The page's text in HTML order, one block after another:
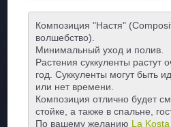
Композиция "Настя"
волшебство).
Минимальный уход и полив.
Растения суккуленты растут
год. Суккуленты могут быть
или нет времени.
Композиция отлично будет
стойке, а также в спальне,
По вашему желанию La Kosta